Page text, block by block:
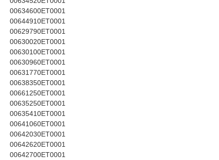
00634600ET0001
00644910ET0001
00629790ET0001
00630020ET0001
00630100ET0001
00630960ET0001
00631770ET0001
00638350ET0001
00661250ET0001
00635250ET0001
00635410ET0001
00641060ET0001
00642030ET0001
00642620ET0001
00642700ET0001